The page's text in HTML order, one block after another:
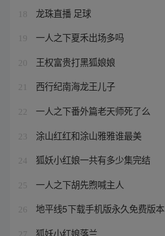
18 龙珠直播 足球
19 一人之下夏禾出场多吗
20 王权富贵打黑狐娘娘
21 西行纪南海龙王儿子
22 一人之下番外篇老天师死了么
23 涂山红红和涂山雅雅谁最美
24 狐妖小红娘一共有多少集完结
25 一人之下胡先煦喊主人
26 地平线5下载手机版永久免费版本
27 狐妖小红娘落兰